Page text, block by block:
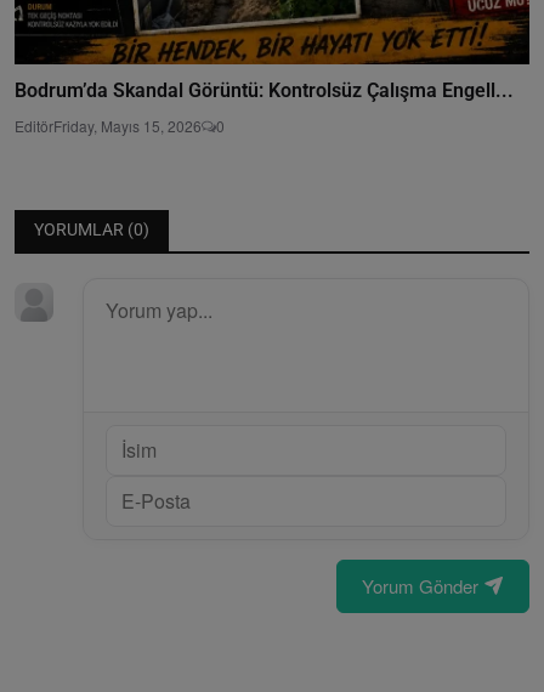
Bodrum’da Skandal Görüntü: Kontrolsüz Çalışma Engell...
EditörFriday, Mayıs 15, 2026 0
YORUMLAR (0)
Yorum Gönder